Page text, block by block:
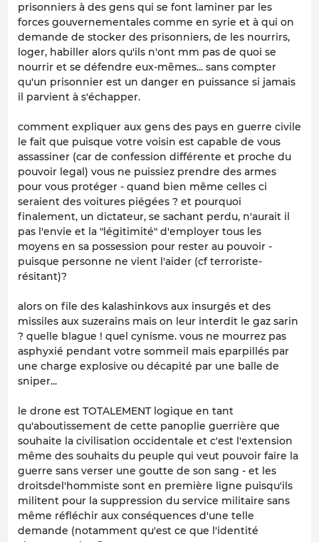
prisonniers à des gens qui se font laminer par les
forces gouvernementales comme en syrie et à qui on
demande de stocker des prisonniers, de les nourrirs,
loger, habiller alors qu'ils n'ont mm pas de quoi se
nourrir et se défendre eux-mêmes... sans compter
qu'un prisonnier est un danger en puissance si jamais
il parvient à s'échapper.
comment expliquer aux gens des pays en guerre civile
le fait que puisque votre voisin est capable de vous
assassiner (car de confession différente et proche du
pouvoir legal) vous ne puissiez prendre des armes
pour vous protéger - quand bien même celles ci
seraient des voitures piégées ? et pourquoi
finalement, un dictateur, se sachant perdu, n'aurait il
pas l'envie et la "légitimité" d'employer tous les
moyens en sa possession pour rester au pouvoir -
puisque personne ne vient l'aider (cf terroriste-
résitant)?
alors on file des kalashinkovs aux insurgés et des
missiles aux suzerains mais on leur interdit le gaz sarin
? quelle blague ! quel cynisme. vous ne mourrez pas
asphyxié pendant votre sommeil mais eparpillés par
une charge explosive ou décapité par une balle de
sniper...
le drone est TOTALEMENT logique en tant
qu'aboutissement de cette panoplie guerrière que
souhaite la civilisation occidentale et c'est l'extension
même des souhaits du peuple qui veut pouvoir faire la
guerre sans verser une goutte de son sang - et les
droitsdel'hommiste sont en première ligne puisqu'ils
militent pour la suppression du service militaire sans
même réfléchir aux conséquences d'une telle
demande (notamment qu'est ce que l'identité